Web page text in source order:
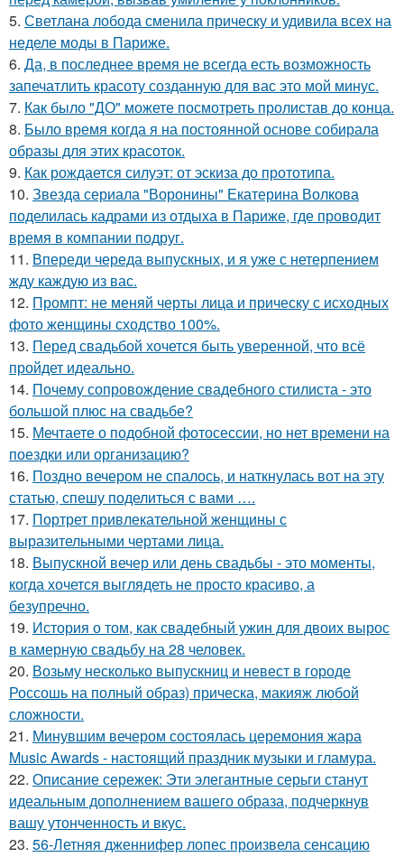
5. Светлана лобода сменила прическу и удивила всех на
неделе моды в Париже.
6. Да, в последнее время не всегда есть возможность
запечатлить красоту созданную для вас это мой минус.
7. Как было "ДО" можете посмотреть пролистав до конца.
8. Было время когда я на постоянной основе собирала
образы для этих красоток.
9. Как рождается силуэт: от эскиза до прототипа.
10. Звезда сериала "Воронины" Екатерина Волкова
поделилась кадрами из отдыха в Париже, где проводит
время в компании подруг.
11. Впереди череда выпускных, и я уже с нетерпением
жду каждую из вас.
12. Промпт: не меняй черты лица и прическу с исходных
фото женщины сходство 100%.
13. Перед свадьбой хочется быть уверенной, что всё
пройдет идеально.
14. Почему сопровождение свадебного стилиста - это
большой плюс на свадьбе?
15. Мечтаете о подобной фотосессии, но нет времени на
поездки или организацию?
16. Поздно вечером не спалось, и наткнулась вот на эту
статью, спешу поделиться с вами ….
17. Портрет привлекательной женщины с
выразительными чертами лица.
18. Выпускной вечер или день свадьбы - это моменты,
когда хочется выглядеть не просто красиво, а
безупречно.
19. История о том, как свадебный ужин для двоих вырос
в камерную свадьбу на 28 человек.
20. Возьму несколько выпускниц и невест в городе
Россошь на полный образ) прическа, макияж любой
сложности.
21. Минувшим вечером состоялась церемония жара
Music Awards - настоящий праздник музыки и гламура.
22. Описание сережек: Эти элегантные серьги станут
идеальным дополнением вашего образа, подчеркнув
вашу утонченность и вкус.
23. 56-Летняя дженнифер лопес произвела сенсацию